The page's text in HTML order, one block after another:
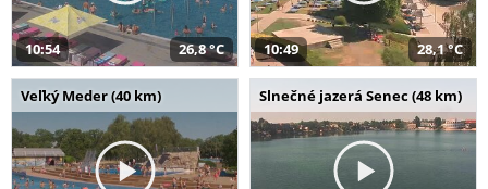
10:54 26,8 °C 10:49 28,1 °C
Veľký Meder (40 km) Slnečné jazerá Senec (48 km)